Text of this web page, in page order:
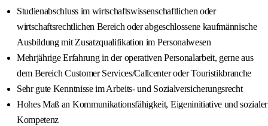
Studienabschluss im wirtschaftswissenschaftlichen oder
wirtschaftsrechtlichen Bereich oder abgeschlossene kaufmännische
Ausbildung mit Zusatzqualifikation im Personalwesen
Mehrjährige Erfahrung in der operativen Personalarbeit, gerne aus
dem Bereich Customer Services/Callcenter oder Touristikbranche
Sehr gute Kenntnisse im Arbeits- und Sozialversicherungsrecht
Hohes Maß an Kommunikationsfähigkeit, Eigeninitiative und sozialer
Kompetenz